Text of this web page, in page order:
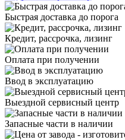
Подробнее про товар
Быстрая доставка до порога
Кредит, рассрочка, лизинг
Оплата при получении
Ввод в эксплуатацию
Выездной сервисный центр
Запасные части в наличии